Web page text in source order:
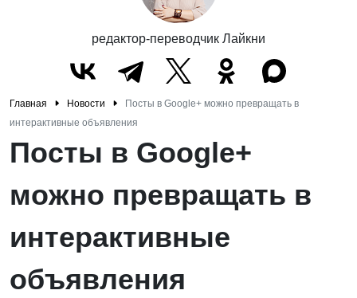
редактор-переводчик Лайкни
Главная Новости
Посты в Google+ можно превращать в
интерактивные объявления
Посты в Google+
можно превращать в
интерактивные
объявления